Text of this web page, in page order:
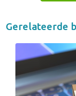
Gerelateerde